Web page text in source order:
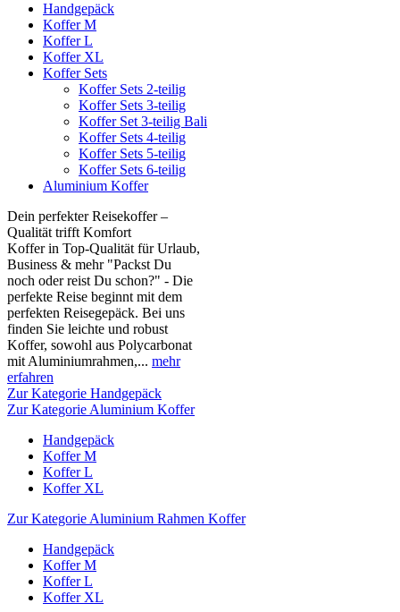
Handgepäck
Koffer M
Koffer L
Koffer XL
Koffer Sets
Koffer Sets 2-teilig
Koffer Sets 3-teilig
Koffer Set 3-teilig Bali
Koffer Sets 4-teilig
Koffer Sets 5-teilig
Koffer Sets 6-teilig
Aluminium Koffer
Dein perfekter Reisekoffer –
Qualität trifft Komfort
Koffer in Top-Qualität für Urlaub,
Business & mehr "Packst Du
noch oder reist Du schon?" - Die
perfekte Reise beginnt mit dem
perfekten Reisegepäck. Bei uns
finden Sie leichte und robust
Koffer, sowohl aus Polycarbonat
mit Aluminiumrahmen,... mehr
erfahren
Zur Kategorie Handgepäck
Zur Kategorie Aluminium Koffer
Handgepäck
Koffer M
Koffer L
Koffer XL
Zur Kategorie Aluminium Rahmen Koffer
Handgepäck
Koffer M
Koffer L
Koffer XL